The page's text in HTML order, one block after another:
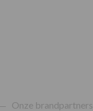
Onze brandpartners